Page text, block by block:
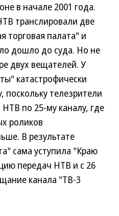
в начале 2001 года.
транслировали две
торговая палата" и
дошло до суда. Но не
двух вещателей. У
катастрофически
поскольку телезрители
по 25-му каналу, где
роликов
В результате
сама уступила "Краю
передач НТВ и с 26
канала "ТВ-3